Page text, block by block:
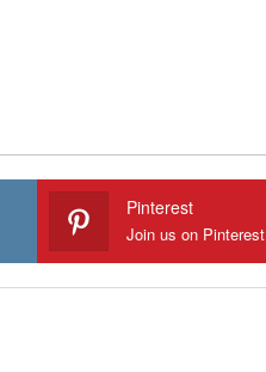
Pinterest
Join us on Pinterest